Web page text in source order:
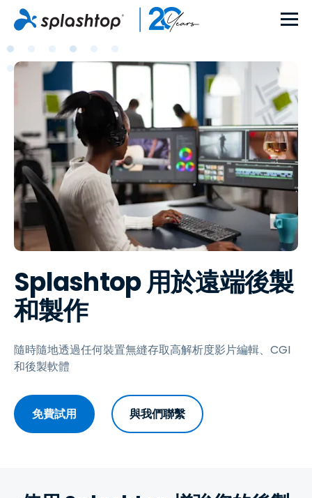
Splashtop 用於遠端後製
和製作
隨時隨地透過任何裝置無縫存取高解析度影片編輯、CGI
和後製軟體
免費試用 與我們聯繫